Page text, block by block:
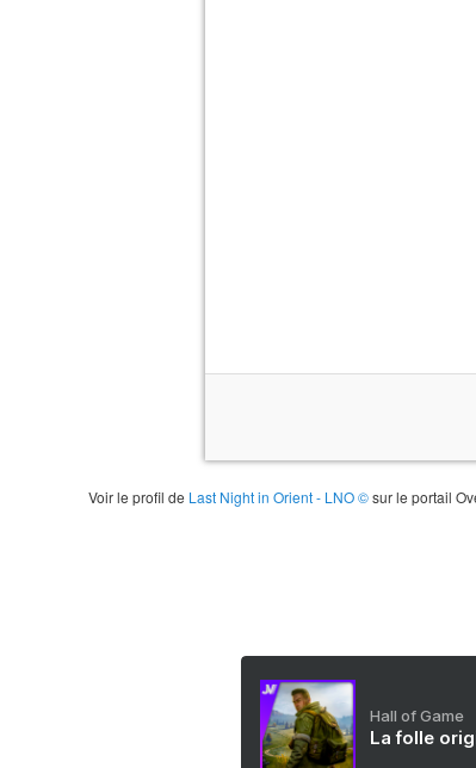
Voir le profil de Last Night in Orient - LNO ©sur le portail
Hall of Game
La folle